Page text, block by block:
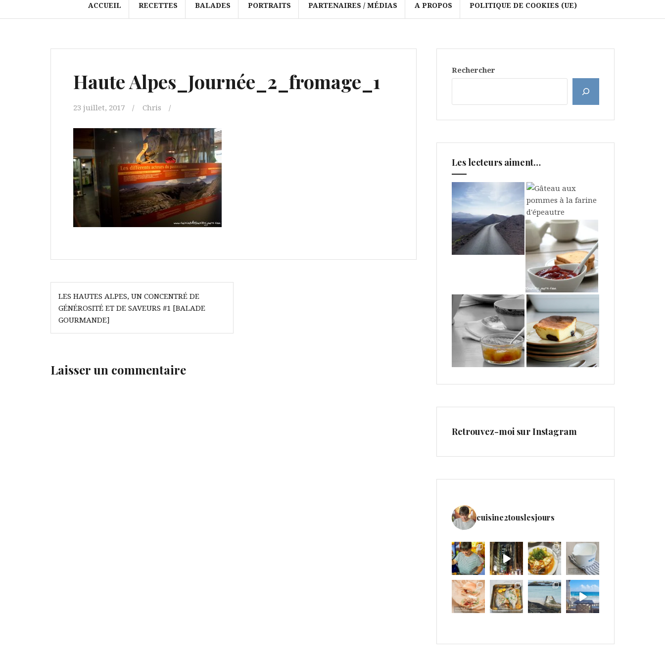
ACCUEIL RECETTES BALADES PORTRAITS PARTENAIRES / MÉDIAS A PROPOS POLITIQUE DE COOKIES (UE)
Haute Alpes_Journée_2_fromage_1
23 juillet, 2017 Chris
Navigation
de
l’article
LES HAUTES ALPES, UN CONCENTRÉ DE
GÉNÉROSITÉ ET DE SAVEURS #1 [BALADE
GOURMANDE]
Laisser un commentaire
Rechercher
Les lecteurs aiment…
Retrouvez-moi sur Instagram
cuisine2touslesjours